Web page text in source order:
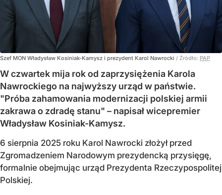
Szef MON Władysław Kosiniak-Kamysz i prezydent Karol Nawrocki / Źródło: PAP
W czwartek mija rok od zaprzysiężenia Karola
Nawrockiego na najwyższy urząd w państwie.
"Próba zahamowania modernizacji polskiej armii
zakrawa o zdradę stanu" – napisał wicepremier
Władysław Kosiniak-Kamysz.
6 sierpnia 2025 roku Karol Nawrocki złożył przed
Zgromadzeniem Narodowym prezydencką przysięgę,
formalnie obejmując urząd Prezydenta Rzeczypospolitej
Polskiej.